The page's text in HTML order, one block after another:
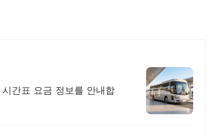
간표 요금 정보를 안내합